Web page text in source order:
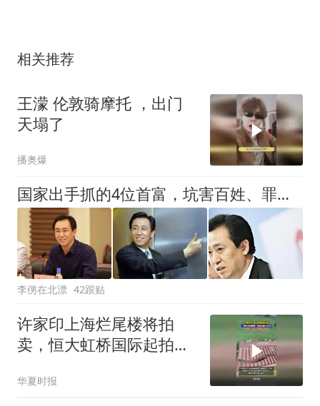
相关推荐
王濛 伦敦骑摩托 ，出门
天塌了
播奥爆
国家出手抓的4位首富，坑害百姓、罪行恶劣，个个不值得原谅
李侽在北漂 42跟贴
许家印上海烂尾楼将拍
卖，恒大虹桥国际起拍价
华夏时报